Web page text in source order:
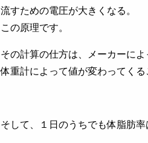
流すための電圧が大きくなる。
この原理です。
その計算の仕方は、メーカーに
体重計によって値が変わってくる
そして、１日のうちでも体脂肪率